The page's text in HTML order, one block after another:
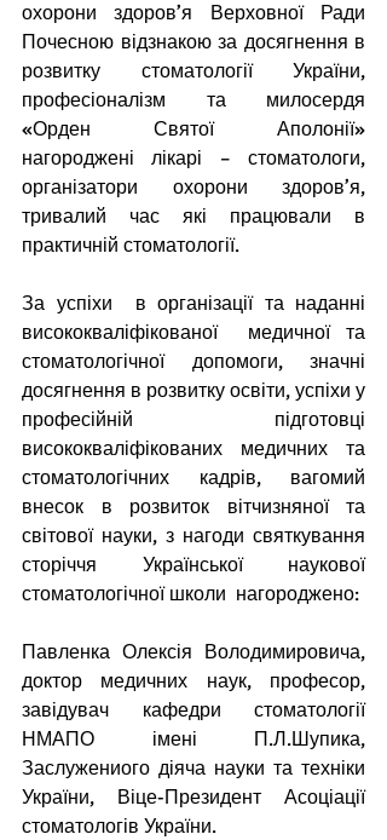
охорони здоров’я Верховної Ради
Почесною відзнакою за досягнення в
розвитку стоматології України,
професіоналізм та милосердя
«Орден Святої Аполонії»
нагороджені лікарі – стоматологи,
організатори охорони здоров’я,
тривалий час які працювали в
практичній стоматології.
За успіхи  в організації та наданні
висококваліфікованої  медичної та
стоматологічної допомоги, значні
досягнення в розвитку освіти, успіхи у
професійній підготовці
висококваліфікованих медичних та
стоматологічних кадрів, вагомий
внесок в розвиток вітчизняної та
світової науки, з нагоди святкування
сторіччя Української наукової
стоматологічної школи  нагороджено:
Павленка Олексія Володимировича,
доктор медичних наук, професор,
завідувач кафедри стоматології
НМАПО імені П.Л.Шупика,
Заслужениого діяча науки та техніки
України, Віце-Президент Асоціації
стоматологів України.